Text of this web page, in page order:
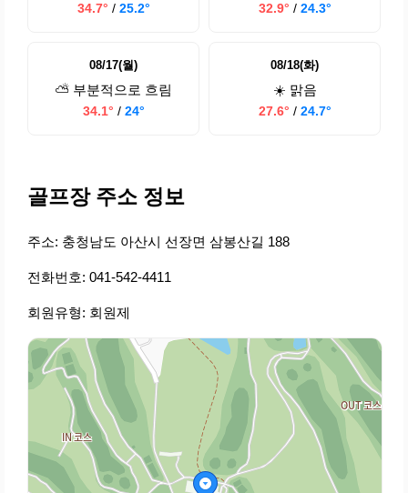
34.7° / 25.2° 32.9° / 24.3°
08/17(월)
⛅ 부분적으로 흐림
34.1° / 24°
08/18(화)
☀️ 맑음
27.6° / 24.7°
골프장 주소 정보
주소: 충청남도 아산시 선장면 삼봉산길 188
전화번호: 041-542-4411
회원유형: 회원제